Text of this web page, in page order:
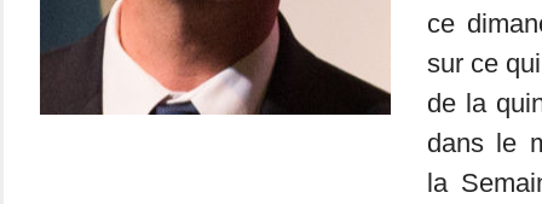
ce
sur ce
de la
dans le
la